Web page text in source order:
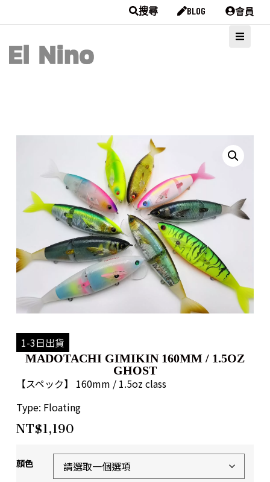
搜尋 BLOG 會員
1-3日出貨
MADOTACHI GIMIKIN 160MM / 1.5OZ
GHOST
【スペック】 160mm / 1.5oz class
Type: Floating
NT$1,190
顏色